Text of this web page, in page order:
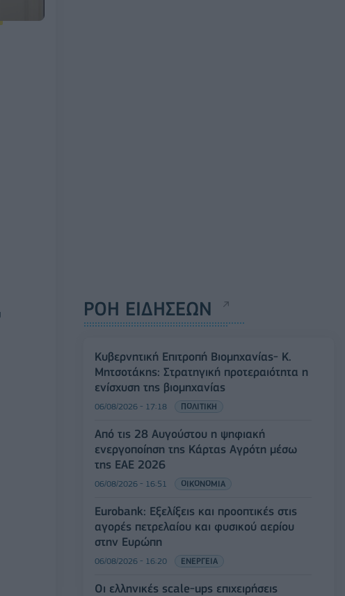
ΡΟΗ ΕΙΔΗΣΕΩΝ
Κυβερνητική Επιτροπή Βιομηχανίας- Κ.
Μητσοτάκης: Στρατηγική προτεραιότητα η
ενίσχυση της βιομηχανίας
06/08/2026 - 17:18 ΠΟΛΙΤΙΚΗ
Από τις 28 Αυγούστου η ψηφιακή
ενεργοποίηση της Κάρτας Αγρότη μέσω
της ΕΑΕ 2026
06/08/2026 - 16:51 ΟΙΚΟΝΟΜΙΑ
Eurobank: Εξελίξεις και προοπτικές στις
αγορές πετρελαίου και φυσικού αερίου
στην Ευρώπη
06/08/2026 - 16:20 ΕΝΕΡΓΕΙΑ
Οι ελληνικές scale-ups επιχειρήσεις